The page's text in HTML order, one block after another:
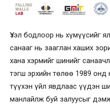
Үзэл бодлоор нь хүмүүсийг
санааг нь зааглан хаших
хана хэрмийг шинийг
тэгш эрхийн төлөө 1989 онд
түүхэн үйл явдлаас үүдэн
манлайлж буй залуусыг